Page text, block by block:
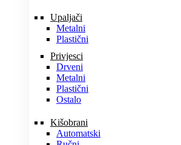
Upaljači
Metalni
Plastični
Privjesci
Drveni
Metalni
Plastični
Ostalo
Kišobrani
Automatski